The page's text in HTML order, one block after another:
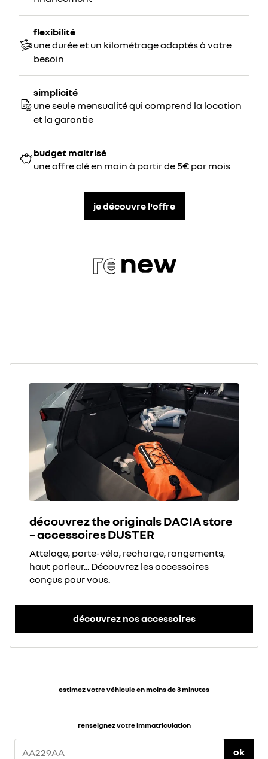
flexibilité
une durée et un kilométrage adaptés à votre
besoin
simplicité
une seule mensualité qui comprend la location
et la garantie
budget maitrisé
une offre clé en main à partir de 5€ par mois
je découvre l'offre
renew
découvrez the originals DACIA store
– accessoires DUSTER
Attelage, porte-vélo, recharge, rangements,
haut parleur... Découvrez les accessoires
conçus pour vous.
découvrez nos accessoires
estimez votre véhicule en moins de 3 minutes
renseignez votre immatriculation
ok